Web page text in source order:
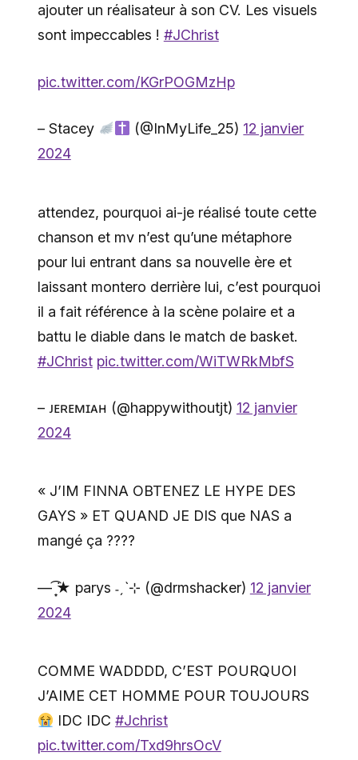
ajouter un réalisateur à son CV. Les visuels
sont impeccables ! #JChrist
pic.twitter.com/KGrPOGMzHp
– Stacey (@InMyLife_25) 12 janvier
2024
attendez, pourquoi ai-je réalisé toute cette
chanson et mv n’est qu’une métaphore
pour lui entrant dans sa nouvelle ère et
laissant montero derrière lui, c’est pourquoi
il a fait référence à la scène polaire et a
battu le diable dans le match de basket.
#JChrist pic.twitter.com/WiTWRkMbfS
– ᴊᴇʀᴇᴍɪᴀʜ (@happywithoutjt) 12 janvier
2024
« J’IM FINNA OBTENEZ LE HYPE DES
GAYS » ET QUAND JE DIS que NAS a
mangé ça ????
— ͙͘͡★ parys ˗ˏˋ⊹ (@drmshacker) 12 janvier
2024
COMME WADDDD, C’EST POURQUOI
J’AIME CET HOMME POUR TOUJOURS
IDC IDC#Jchrist
pic.twitter.com/Txd9hrsOcV